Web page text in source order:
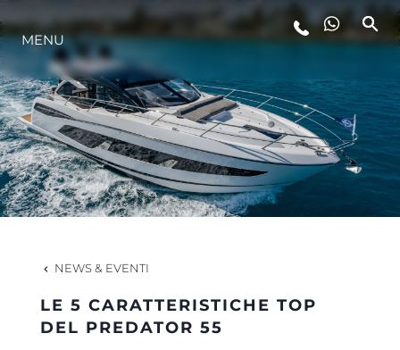
LIFESTYLE
INNOVAZIONE
L'AZIENDA
HERITAGE
MENU
NEWS & EVENTI
LE 5 CARATTERISTICHE TOP
DEL PREDATOR 55